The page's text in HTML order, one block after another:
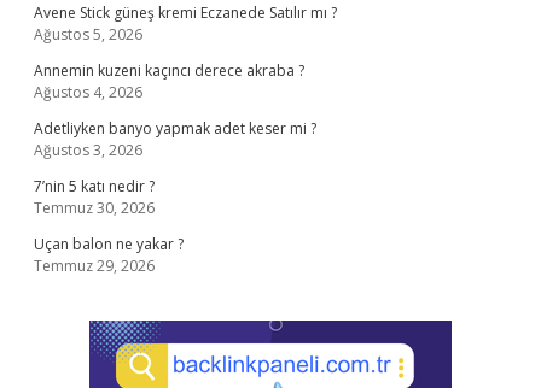
Avene Stick güneş kremi Eczanede Satılır mı ?
Ağustos 5, 2026
Annemin kuzeni kaçıncı derece akraba ?
Ağustos 4, 2026
Adetliyken banyo yapmak adet keser mi ?
Ağustos 3, 2026
7’nin 5 katı nedir ?
Temmuz 30, 2026
Uçan balon ne yakar ?
Temmuz 29, 2026